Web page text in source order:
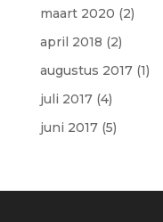
maart 2020 (2)
april 2018 (2)
augustus 2017(1)
juli 2017(4)
juni 2017(5)